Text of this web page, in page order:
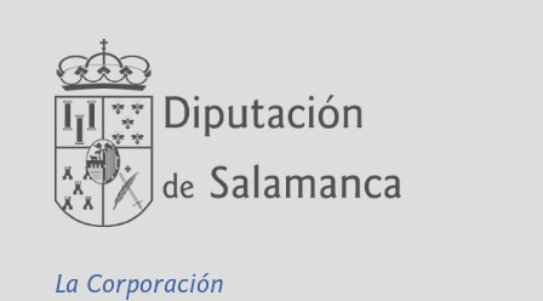
La Corporación